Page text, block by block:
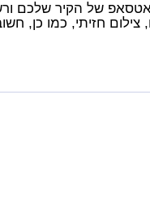
שמות של ציורים שאהבתם, אנחנו נדאג
חזיתי, כמו כן,